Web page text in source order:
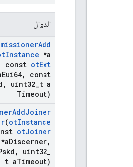
الدوال
Add
Instance *a
const otExt
Eui64,
const
, uint32 t a
Timeout)
AddJoiner
(otInstance
otJoiner
*aDiscerner,
, uint32
t aTimeout)